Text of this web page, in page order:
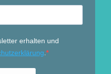
erhalten und
.